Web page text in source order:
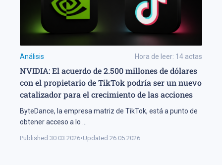
Análisis Hora de leer: 14 actas
NVIDIA: El acuerdo de 2.500 millones de dólares
con el propietario de TikTok podría ser un nuevo
catalizador para el crecimiento de las acciones
ByteDance, la empresa matriz de TikTok, está a punto de
obtener acceso a lo
Published:30.03.2026•Updated:26.05.2026